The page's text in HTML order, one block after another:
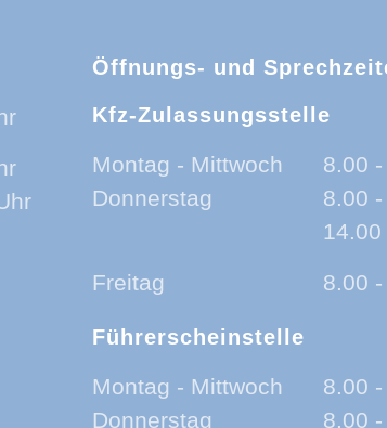
Öffnungs- und
Kfz-Zulassungsstelle
Montag - Mittwoch
8.00
Donnerstag
8.00
Freitag 8.00
Führerscheinstelle
Montag - Mittwoch
8.00
Donnerstag
8.00